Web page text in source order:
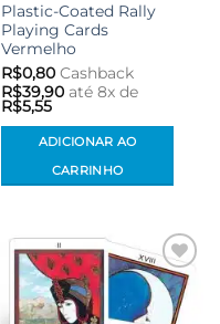
Plastic-Coated Rally
Playing Cards
Vermelho
R$0,80 Cashback
R$39,90 até 8x de
R$5,55
ADICIONAR AO
CARRINHO
Adicionar
aos meus
desejos